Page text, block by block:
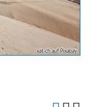
xat-ch auf Pixabay